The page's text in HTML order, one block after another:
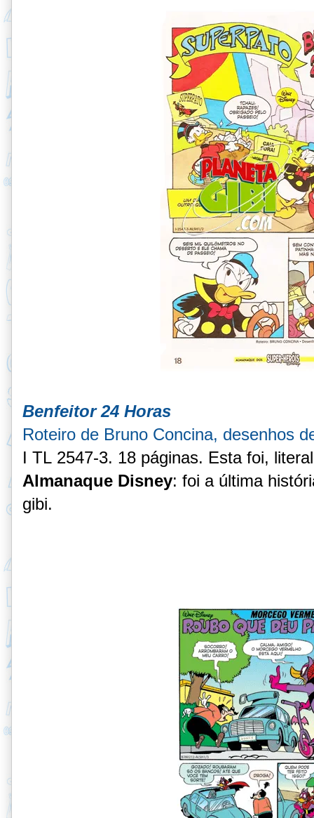
Benfeitor 24 Horas
Roteiro de Bruno Concina, desenhos
I TL 2547-3. 18 páginas. Esta foi,
Almanaque Disney: foi a última
gibi.